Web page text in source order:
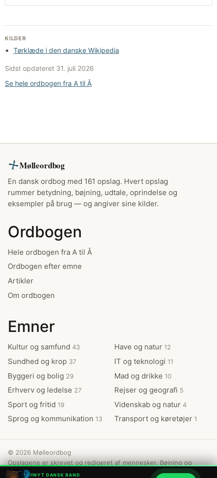
KILDER
Tørklæde i den danske Wikipedia
Sidst opdateret 31. juli 2026
Se hele ordbogen fra A til Å
Mølleordbog
En dansk ordbog med 161 opslag. Hvert opslag
rummer betydning, bøjning, udtale, oprindelse og
eksempler på brug — og angiver sine kilder.
Ordbogen
Hele ordbogen fra A til Å
Ordbogen efter emne
Artikler
Om ordbogen
Emner
Kultur og samfund 43
Sundhed og krop 37
Byggeri og bolig 29
Erhverv og ledelse 27
Sport og fritid 19
Sprog og kommunikation 13
Have og natur 12
IT og teknologi 11
Mad og drikke 10
Rejser og geografi 5
Videnskab og natur 4
Transport og køretøjer 1
© 2026 Mølleordbog
Opslagene er skrevet og redigeret af mennesker. Bøjning og
ordklasse er kontrolleret mod Det Centrale Ordregister.
NYT DANSK BAND